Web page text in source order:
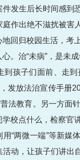
发生后长时间感
作出绝不滋扰被
回归校园生活，考
。治“未病”，是未
到孩子们面前、走
发放法治宣传手册
法教育。另一方
校点什么，检察官
“两微一端”等新
动，让孩子们讲